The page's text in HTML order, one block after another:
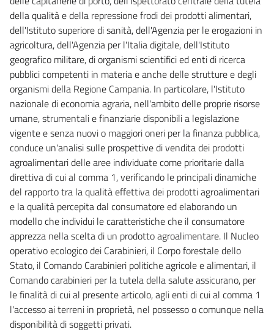
della qualità e della repressione frodi dei prodotti alimentari,
dell'Istituto superiore di sanità, dell'Agenzia per le erogazioni in
agricoltura, dell'Agenzia per l'Italia digitale, dell'Istituto
geografico militare, di organismi scientifici ed enti di ricerca
pubblici competenti in materia e anche delle strutture e degli
organismi della Regione Campania. In particolare, l'Istituto
nazionale di economia agraria, nell'ambito delle proprie risorse
umane, strumentali e finanziarie disponibili a legislazione
vigente e senza nuovi o maggiori oneri per la finanza pubblica,
conduce un'analisi sulle prospettive di vendita dei prodotti
agroalimentari delle aree individuate come prioritarie dalla
direttiva di cui al comma 1, verificando le principali dinamiche
del rapporto tra la qualità effettiva dei prodotti agroalimentari
e la qualità percepita dal consumatore ed elaborando un
modello che individui le caratteristiche che il consumatore
apprezza nella scelta di un prodotto agroalimentare. Il Nucleo
operativo ecologico dei Carabinieri, il Corpo forestale dello
Stato, il Comando Carabinieri politiche agricole e alimentari, il
Comando carabinieri per la tutela della salute assicurano, per
le finalità di cui al presente articolo, agli enti di cui al comma 1
l'accesso ai terreni in proprietà, nel possesso o comunque nella
disponibilità di soggetti privati.